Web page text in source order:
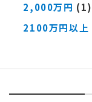
2,000万円 (1)
2100万円以上